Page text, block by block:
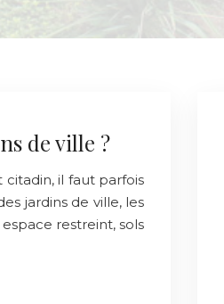
de ville ?
il faut parfois
jardins de ville, les
restreint, sols